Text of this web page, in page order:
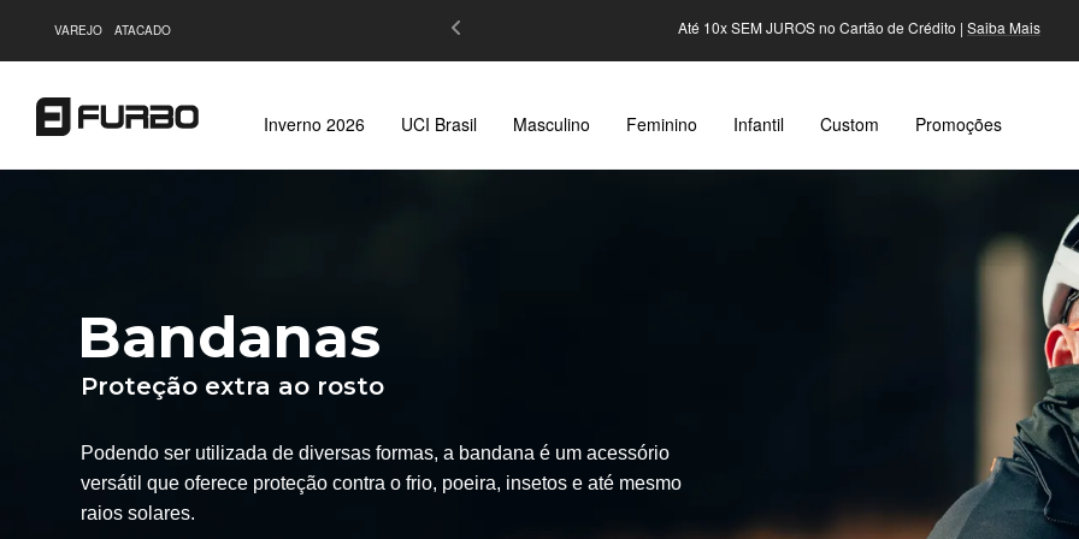
VAREJO ATACADO
de R$299,90 | Saiba Mais Até 10x SEM JUROS no Cartão de Crédito | Saiba Mais
Inverno 2026 UCI Brasil Masculino Feminino Infantil Custom Promoções
Bandanas
Proteção extra ao rosto
Podendo ser utilizada de diversas formas, a bandana é um acessório
versátil que oferece proteção contra o frio, poeira, insetos e até mesmo
raios solares.